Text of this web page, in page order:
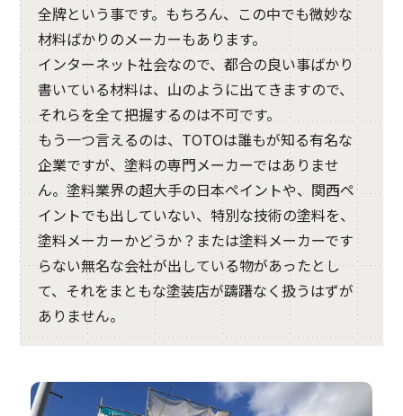
全牌という事です。もちろん、この中でも微妙な
材料ばかりのメーカーもあります。
インターネット社会なので、都合の良い事ばかり
書いている材料は、山のように出てきますので、
それらを全て把握するのは不可です。
もう一つ言えるのは、TOTOは誰もが知る有名な
企業ですが、塗料の専門メーカーではありませ
ん。塗料業界の超大手の日本ペイントや、関西ペ
イントでも出していない、特別な技術の塗料を、
塗料メーカーかどうか？または塗料メーカーです
らない無名な会社が出している物があったとし
て、それをまともな塗装店が躊躇なく扱うはずが
ありません。